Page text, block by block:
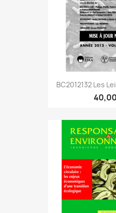
BC2012132 Les